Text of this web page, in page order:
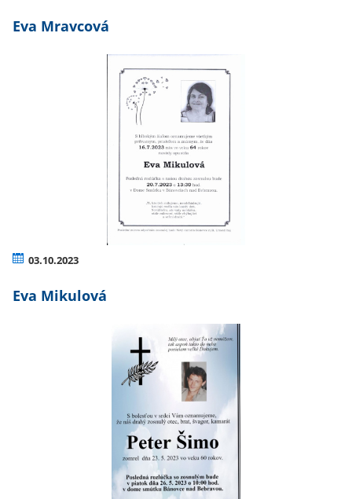
Eva Mravcová
03.10.2023
Eva Mikulová